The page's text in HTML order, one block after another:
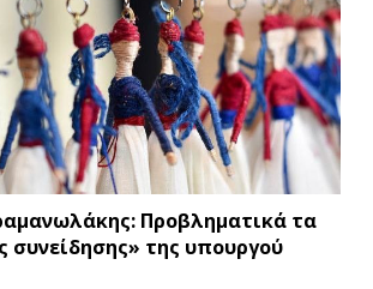
Προβληματικά τα
συνείδησης» της υπουργού